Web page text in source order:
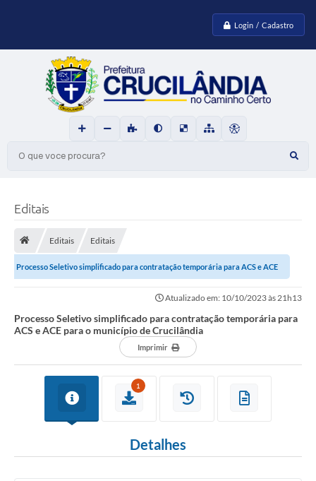
Login / Cadastro
O que voce procura?
Editais
Editais Editais
Processo Seletivo simplificado para contratação temporária para ACS e ACE
Atualizado em: 10/10/2023 às 21h13
Processo Seletivo simplificado para contratação temporária para
ACS e ACE para o município de Crucilândia
Imprimir
1
Detalhes